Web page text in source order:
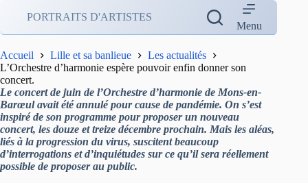
contenu
PORTRAITS D'ARTISTES
Menu
Accueil Lille et sa banlieue
Les actualités
L’Orchestre d’harmonie espère pouvoir enfin donner son
concert.
Le concert de juin de l’Orchestre d’harmonie de Mons-en-
Barœul avait été annulé pour cause de pandémie. On s’est
inspiré de son programme pour proposer un nouveau
concert, les douze et treize décembre prochain. Mais les aléas,
liés à la progression du virus, suscitent beaucoup
d’interrogations et d’inquiétudes sur ce qu’il sera réellement
possible de proposer au public.